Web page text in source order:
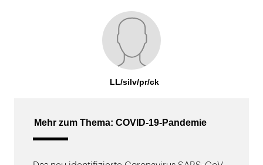
LL/silv/pr/ck
Mehr zum Thema: COVID-19-Pandemie